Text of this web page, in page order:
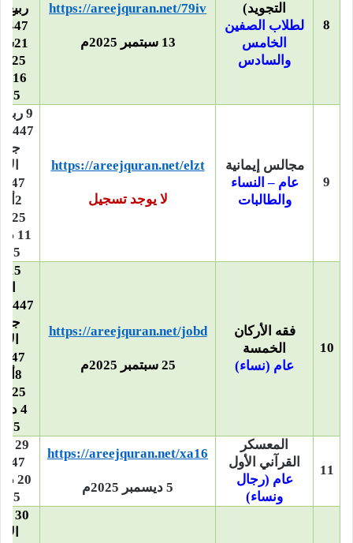
8
التجويد)
لطلاب الصفين
الخامس
والسادس
https://areejquran.net/79iv
13 سبتمبر 2025م
ربيع
1447ه –
2025م
9
مجالس إيمانية
عام – النساء
والطالبات
https://areejquran.net/elzt
لا يوجد تسجيل
9
1447ه
2025م
11
10
فقه الأركان
الخمسة
عام (نساء)
https://areejquran.net/jobd
25 سبتمبر 2025م
1447ه
2025م
4
11
المعسكر
القرآني الأول
عام (رجال
ونساء)
https://areejquran.net/xa16
5 ديسمبر 2025م
1447ه
20